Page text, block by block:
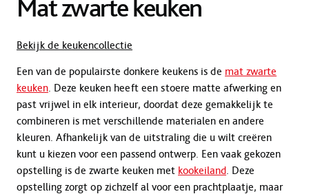
Mat zwarte keuken
Bekijk de keukencollectie
Een van de populairste donkere keukens is de mat zwarte
keuken . Deze keuken heeft een stoere matte afwerking en
past vrijwel in elk interieur, doordat deze gemakkelijk te
combineren is met verschillende materialen en andere
kleuren. Afhankelijk van de uitstraling die u wilt creëren
kunt u kiezen voor een passend ontwerp. Een vaak gekozen
opstelling is de zwarte keuken met kookeiland . Deze
opstelling zorgt op zichzelf al voor een prachtplaatje, maar